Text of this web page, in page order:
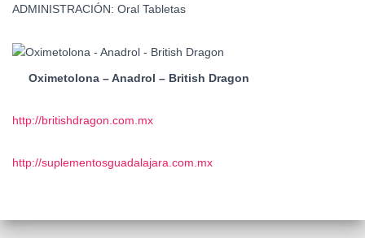
ADMINISTRACIÓN: Oral Tabletas
Oximetolona – Anadrol – British Dragon
http://britishdragon.com.mx
http://suplementosguadalajara.com.mx